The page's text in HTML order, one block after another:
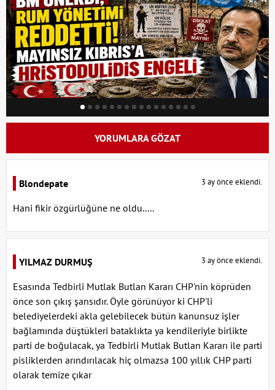
YORUMLARA GÖZAT
Blondepate 3 ay önce eklendi.
Hani fikir özgürlüğüne ne oldu.....
YILMAZ DURMUŞ 3 ay önce eklendi.
Esasında Tedbirli Mutlak Butlan Kararı CHP'nin köprüden
önce son çıkış şansıdır. Öyle görünüyor ki CHP'li
belediyelerdeki akla gelebilecek bütün kanunsuz işler
bağlamında düştükleri bataklıkta ya kendileriyle birlikte
parti de boğulacak, ya Tedbirli Mutlak Butlan Kararı ile parti
pisliklerden arındırılacak hiç olmazsa 100 yıllık CHP parti
olarak temize çıkar